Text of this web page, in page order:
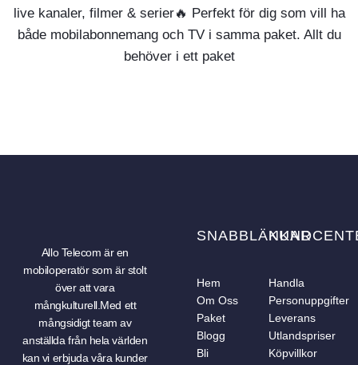
live kanaler, filmer & serier🔥 Perfekt för dig som vill ha
både mobilabonnemang och TV i samma paket. Allt du
behöver i ett paket
Allo Telecom är en
mobiloperatör som är stolt
över att vara
mångkulturell.Med ett
mångsidigt team av
anställda från hela världen
kan vi erbjuda våra kunder
SNABBLÄNKAR
Hem
Om Oss
Paket
Blogg
Bli
Handla
Personuppgifter
Leverans
Utlandspriser
Köpvillkor